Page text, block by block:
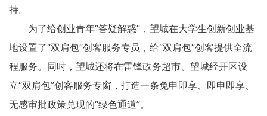
持。
为了给创业青年“答疑解惑”，望城在大学生创新创业基
地设置了“双肩包”创客服务专员，给“双肩包”创客提供全流
程服务。同时，望城还将在雷锋政务超市、望城经开区设
立“双肩包”创客服务专窗，打造一条免申即享、即申即享、
无感审批政策兑现的“绿色通道”。